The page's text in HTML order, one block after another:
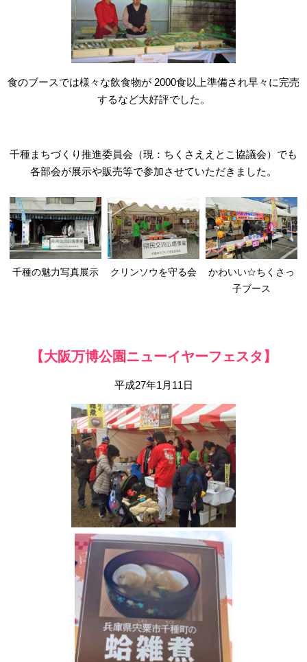
食のブースでは様々な飲食物が 2000食以上準備され早々に完売
するなど大好評でした。
千種まちづくり推進委員会（現：ちくさええとこ協議会）でも
各部会が展示や販売等で参加させていただきました。
千種の魅力写真展示 クリンソウを守る会
かわいい☆ちくさっ
子ブース
【大阪万博公園ニューイヤーフェスタ】
平成27年1月11日